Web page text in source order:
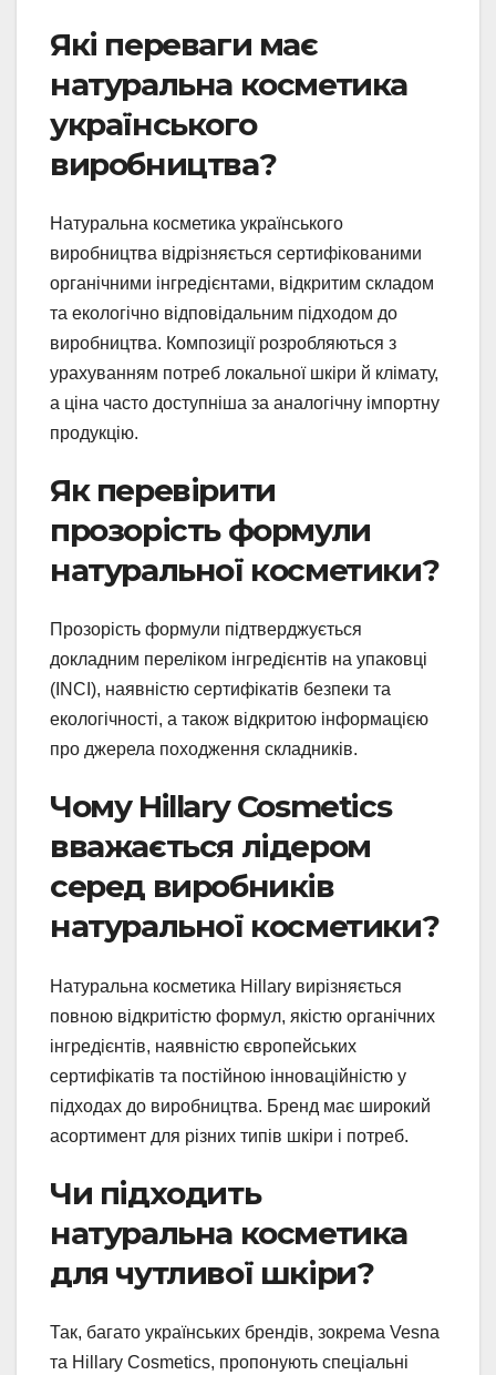
Які переваги має
натуральна косметика
українського
виробництва?
Натуральна косметика українського
виробництва відрізняється сертифікованими
органічними інгредієнтами, відкритим складом
та екологічно відповідальним підходом до
виробництва. Композиції розробляються з
урахуванням потреб локальної шкіри й клімату,
а ціна часто доступніша за аналогічну імпортну
продукцію.
Як перевірити
прозорість формули
натуральної косметики?
Прозорість формули підтверджується
докладним переліком інгредієнтів на упаковці
(INCI), наявністю сертифікатів безпеки та
екологічності, а також відкритою інформацією
про джерела походження складників.
Чому Hillary Cosmetics
вважається лідером
серед виробників
натуральної косметики?
Натуральна косметика Hillary вирізняється
повною відкритістю формул, якістю органічних
інгредієнтів, наявністю європейських
сертифікатів та постійною інноваційністю у
підходах до виробництва. Бренд має широкий
асортимент для різних типів шкіри і потреб.
Чи підходить
натуральна косметика
для чутливої шкіри?
Так, багато українських брендів, зокрема Vesna
та Hillary Cosmetics, пропонують спеціальні